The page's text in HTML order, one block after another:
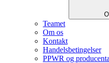
Teamet
Om os
Kontakt
Handelsbetingelser
PPWR og